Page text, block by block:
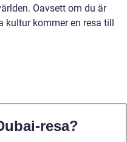
Oavsett om du är
kultur kommer en resa till
resa?